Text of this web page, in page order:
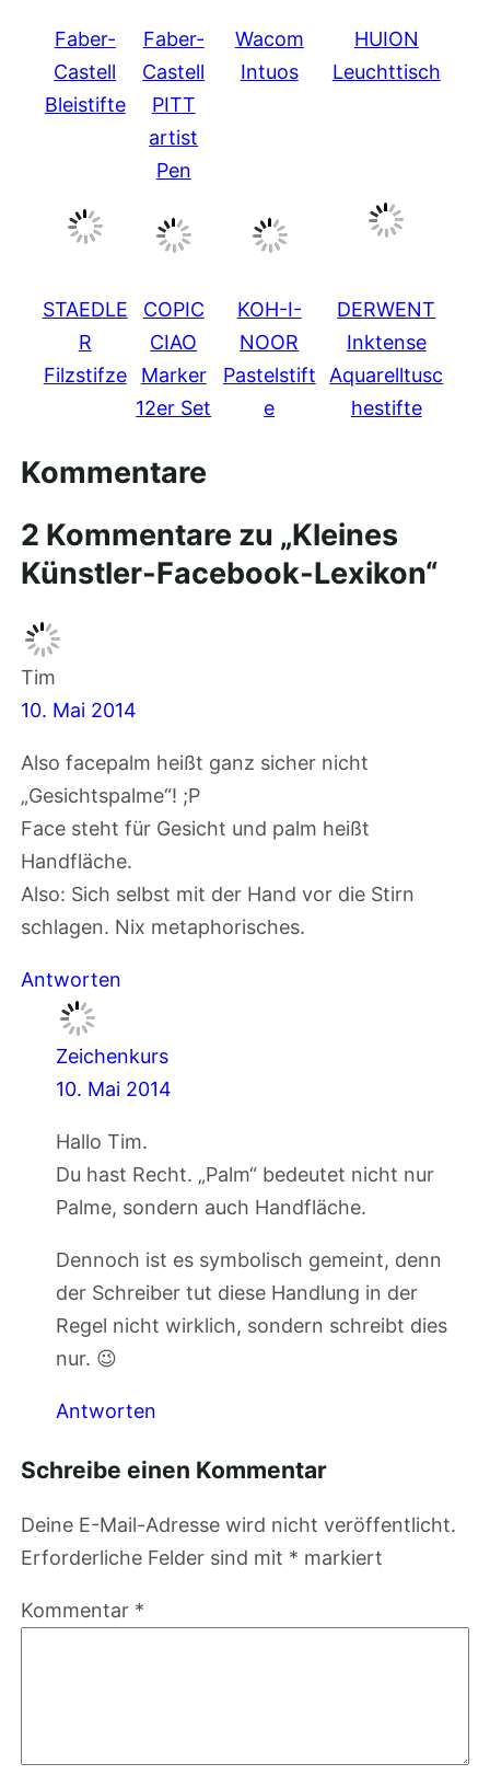
Faber-
Castell
Bleistifte
Faber-
Castell
PITT
artist
Pen
Wacom
Intuos
HUION
Leuchttisch
STAEDLE
R
Filzstifze
COPIC
CIAO
Marker
12er Set
KOH-I-
NOOR
Pastelstift
e
DERWENT
Inktense
Aquarelltusc
hestifte
Kommentare
2 Kommentare zu „Kleines
Künstler-Facebook-Lexikon“
Tim
10. Mai 2014
Also facepalm heißt ganz sicher nicht
„Gesichtspalme“! ;P
Face steht für Gesicht und palm heißt
Handfläche.
Also: Sich selbst mit der Hand vor die Stirn
schlagen. Nix metaphorisches.
Antworten
Zeichenkurs
10. Mai 2014
Hallo Tim.
Du hast Recht. „Palm“ bedeutet nicht nur
Palme, sondern auch Handfläche.
Dennoch ist es symbolisch gemeint, denn
der Schreiber tut diese Handlung in der
Regel nicht wirklich, sondern schreibt dies
nur. 😉
Antworten
Schreibe einen Kommentar
Deine E-Mail-Adresse wird nicht veröffentlicht.
Erforderliche Felder sind mit * markiert
Kommentar *